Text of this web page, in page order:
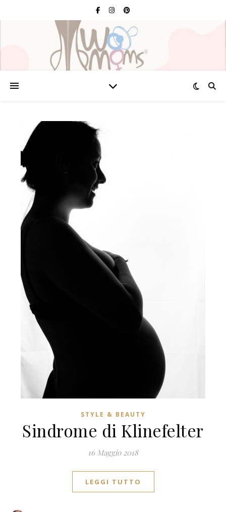
STYLE & BEAUTY
Sindrome di Klinefelter
16 Maggio 2018
LEGGI TUTTO